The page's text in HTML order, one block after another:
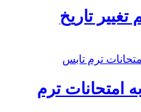
تغییر تاریخ
امتحانات ترم